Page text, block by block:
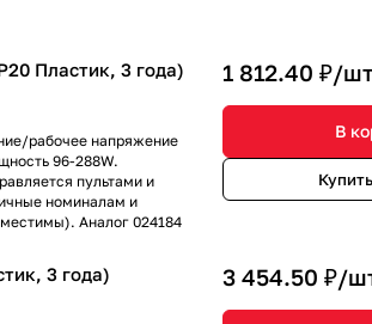
Пластик, 3 года)
рабочее напряжение
96-288W.
пультами и
номиналам и
Аналог 024184
1 812.40 ₽/
В
3 года) 3 454.50 ₽/